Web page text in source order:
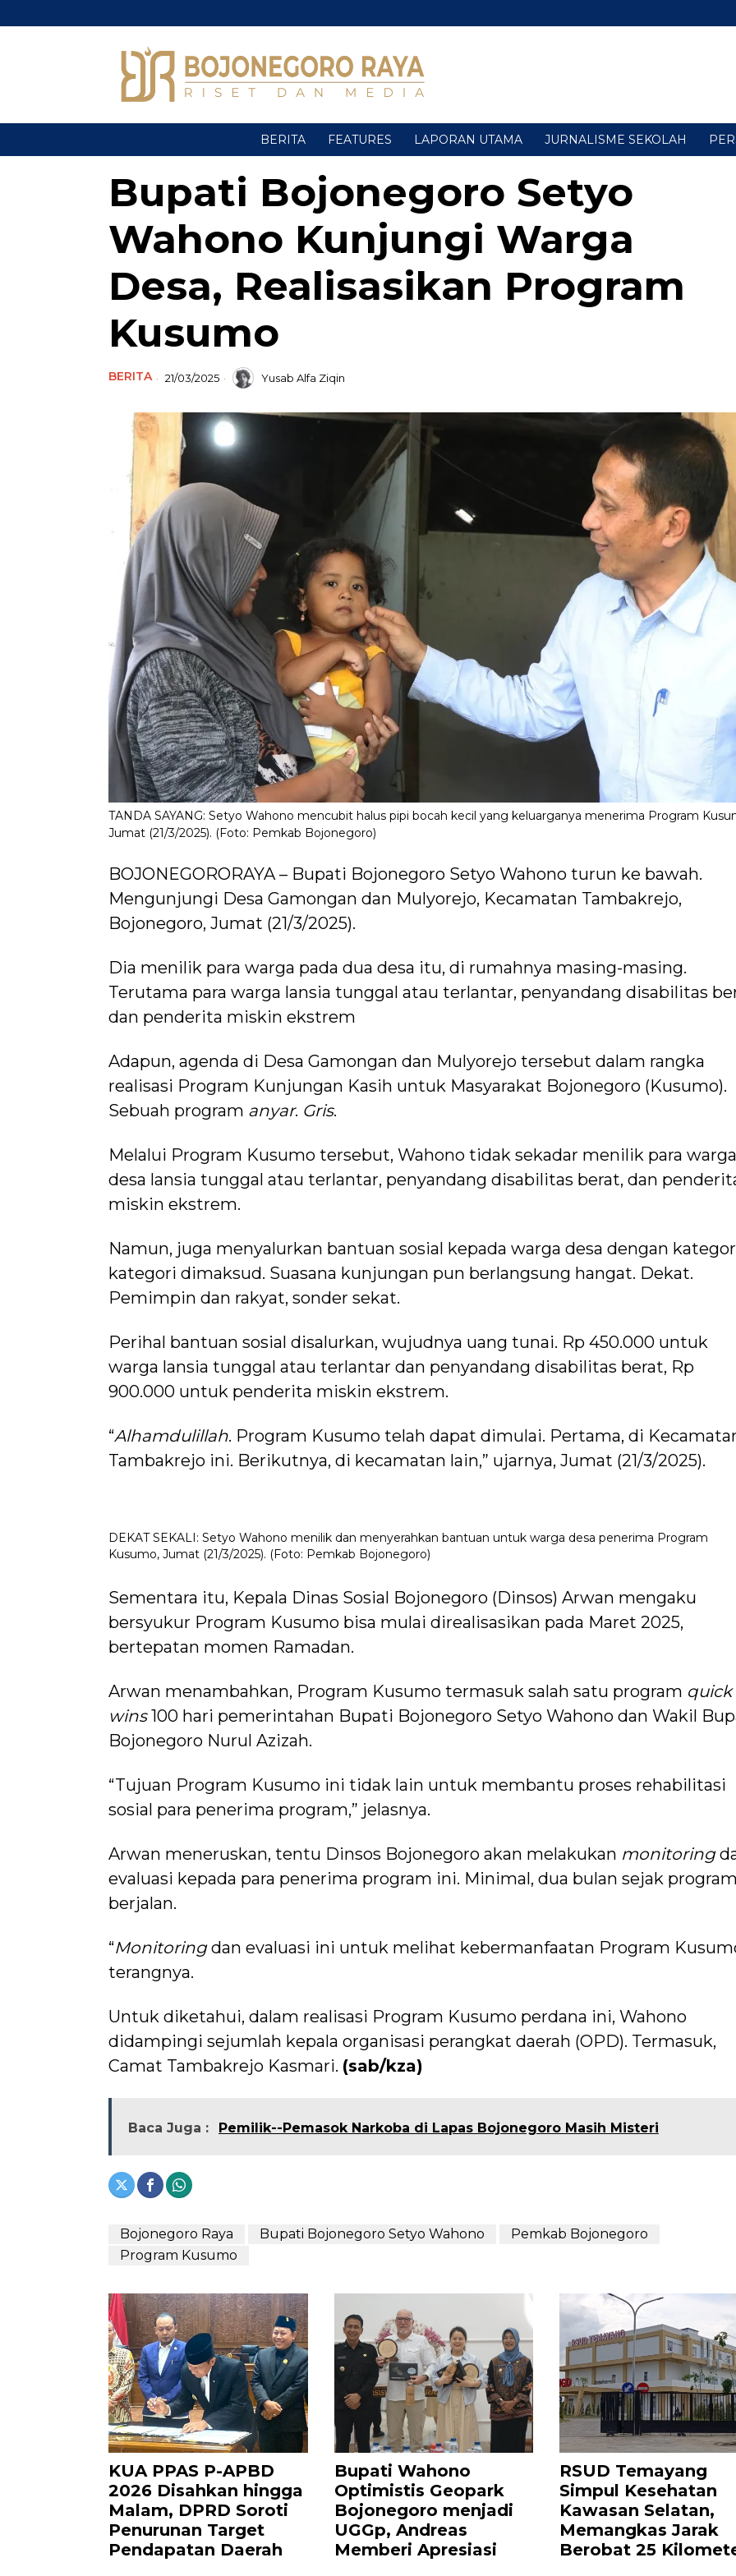
BERITA FEATURES LAPORAN UTAMA JURNALISME SEKOLAH
Bupati Bojonegoro Setyo
Wahono Kunjungi Warga
Desa, Realisasikan Program
Kusumo
BERITA 21/03/2025 Yusab Alfa Ziqin
TANDA SAYANG: Setyo Wahono mencubit halus pipi bocah kecil yang keluarganya menerima Program
Jumat (21/3/2025). (Foto: Pemkab Bojonegoro)
BOJONEGORORAYA – Bupati Bojonegoro Setyo Wahono turun ke bawah.
Mengunjungi Desa Gamongan dan Mulyorejo, Kecamatan Tambakrejo,
Bojonegoro, Jumat (21/3/2025).
Dia menilik para warga pada dua desa itu, di rumahnya masing-masing.
Terutama para warga lansia tunggal atau terlantar, penyandang disabilitas
dan penderita miskin ekstrem
Adapun, agenda di Desa Gamongan dan Mulyorejo tersebut dalam rangka
realisasi Program Kunjungan Kasih untuk Masyarakat Bojonegoro (Kusumo).
Sebuah program anyar. Gris.
Melalui Program Kusumo tersebut, Wahono tidak sekadar menilik para warga
desa lansia tunggal atau terlantar, penyandang disabilitas berat, dan
miskin ekstrem.
Namun, juga menyalurkan bantuan sosial kepada warga desa dengan
kategori dimaksud. Suasana kunjungan pun berlangsung hangat. Dekat.
Pemimpin dan rakyat, sonder sekat.
Perihal bantuan sosial disalurkan, wujudnya uang tunai. Rp 450.000 untuk
warga lansia tunggal atau terlantar dan penyandang disabilitas berat, Rp
900.000 untuk penderita miskin ekstrem.
“Alhamdulillah. Program Kusumo telah dapat dimulai. Pertama, di
Tambakrejo ini. Berikutnya, di kecamatan lain,” ujarnya, Jumat (21/3/2025).
DEKAT SEKALI: Setyo Wahono menilik dan menyerahkan bantuan untuk warga desa penerima Program
Kusumo, Jumat (21/3/2025). (Foto: Pemkab Bojonegoro)
Sementara itu, Kepala Dinas Sosial Bojonegoro (Dinsos) Arwan mengaku
bersyukur Program Kusumo bisa mulai direalisasikan pada Maret 2025,
bertepatan momen Ramadan.
Arwan menambahkan, Program Kusumo termasuk salah satu program quick
wins100 hari pemerintahan Bupati Bojonegoro Setyo Wahono dan Wakil
Bojonegoro Nurul Azizah.
“Tujuan Program Kusumo ini tidak lain untuk membantu proses rehabilitasi
sosial para penerima program,” jelasnya.
Arwan meneruskan, tentu Dinsos Bojonegoro akan melakukan monitoring
evaluasi kepada para penerima program ini. Minimal, dua bulan sejak
berjalan.
“Monitoringdan evaluasi ini untuk melihat kebermanfaatan Program
terangnya.
Untuk diketahui, dalam realisasi Program Kusumo perdana ini, Wahono
didampingi sejumlah kepala organisasi perangkat daerah (OPD). Termasuk,
Camat Tambakrejo Kasmari. (sab/kza)
Baca Juga : Pemilik--Pemasok Narkoba di Lapas Bojonegoro Masih Misteri
Bojonegoro Raya Bupati Bojonegoro Setyo Wahono
Pemkab Bojonegoro
Program Kusumo
KUA PPAS P-APBD
2026 Disahkan hingga
Malam, DPRD Soroti
Penurunan Target
Pendapatan Daerah
Bupati Wahono
Optimistis Geopark
Bojonegoro menjadi
UGGp, Andreas
Memberi Apresiasi
RSUD Temayang
Simpul Kesehatan
Kawasan Selatan,
Memangkas Jarak
Berobat 25